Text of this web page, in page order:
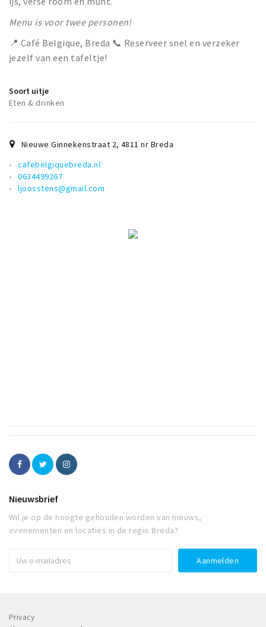
Menu is voor twee personen!
📍 Café Belgique, Breda 📞 Reserveer snel en verzeker
jezelf van een tafeltje!
Soort uitje
Eten & drinken
Nieuwe Ginnekenstraat 2, 4811 nr Breda
cafebelgiquebreda.nl
0634499267
ljoosstens@gmail.com
Nieuwsbrief
Wil je op de hoogte gehouden worden van nieuws,
evenementen en locaties in de regio Breda?
Privacy